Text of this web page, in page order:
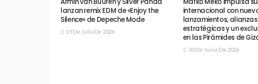
lanzan remix EDM de «Enjoy the
Silence» de Depeche Mode
15 De Julio De 2026
internacional con
lanzamientos, alianzas
estratégicas y un
en las Pirámides de
30 De Junio De 2026